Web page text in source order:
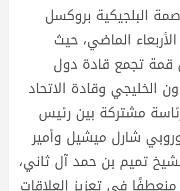
البلجيكية بروكسل
الأربعاء الماضي، حيث
قمة تجمع قادة دول
الخليجي وقادة الاتحاد
مشتركة بين رئيس
شارل ميشيل وأمير
تميم بن حمد آل ثاني،